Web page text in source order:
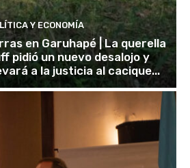
Y ECONOMÍA
en Garuhapé | La querella
pidió un nuevo desalojo y
a la justicia al cacique...